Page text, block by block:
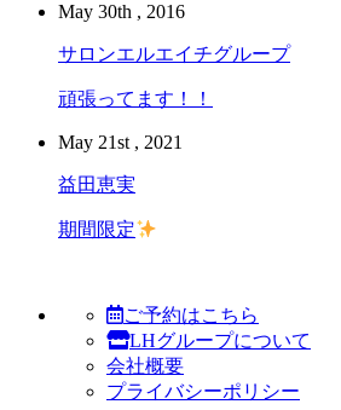
May 30th , 2016
サロンエルエイチグループ
頑張ってます！！
May 21st , 2021
益田恵実
期間限定
ご予約はこちら
LHグループについて
会社概要
プライバシーポリシー